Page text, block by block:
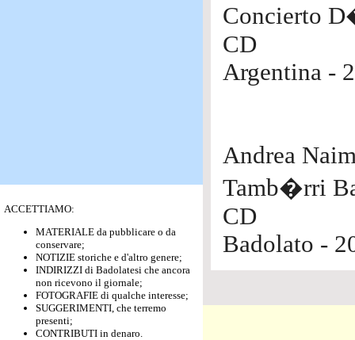
ACCETTIAMO:
MATERIALE da pubblicare o da
conservare;
NOTIZIE storiche e d'altro genere;
INDIRIZZI di Badolatesi che ancora
non ricevono il giornale;
FOTOGRAFIE di qualche interesse;
SUGGERIMENTI, che terremo
presenti;
CONTRIBUTI in denaro.
Concierto
CD
Argentina -
Andrea
Tamb�rri
CD
Badolato -